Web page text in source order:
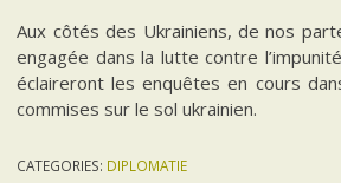
Aux côtés des Ukrainiens, de nos
engagée dans la lutte contre
éclaireront les enquêtes en cours
commises sur le sol ukrainien.
CATEGORIES: DIPLOMATIE